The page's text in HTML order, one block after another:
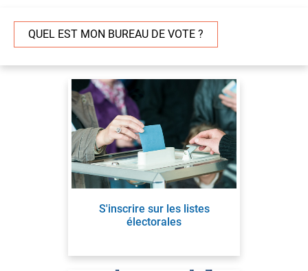
QUEL EST MON BUREAU DE VOTE ?
S'inscrire sur les listes
électorales